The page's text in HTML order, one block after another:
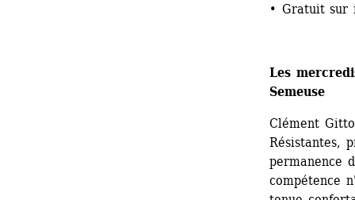
• Gratuit sur
Les
Semeuse
Clément
Résistantes,
permanence
compétence